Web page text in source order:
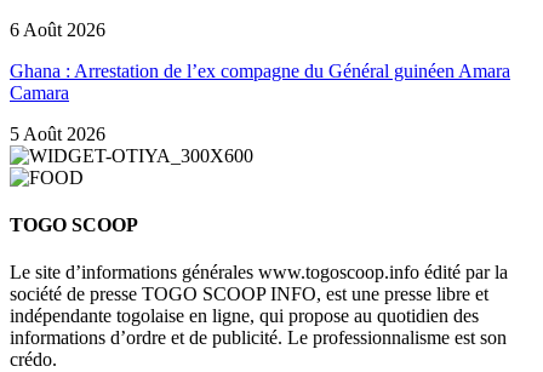
6 Août 2026
Ghana : Arrestation de l’ex compagne du Général guinéen Amara
Camara
5 Août 2026
TOGO SCOOP
Le site d’informations générales www.togoscoop.info édité par la
société de presse TOGO SCOOP INFO, est une presse libre et
indépendante togolaise en ligne, qui propose au quotidien des
informations d’ordre et de publicité. Le professionnalisme est son
crédo.